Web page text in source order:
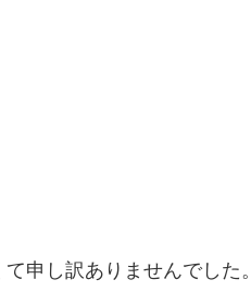
申し訳ありませんでした。